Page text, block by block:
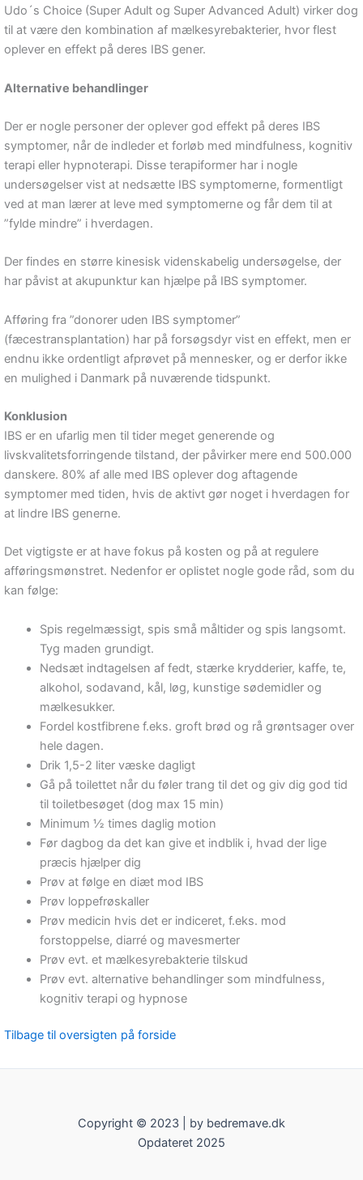
Udo´s Choice (Super Adult og Super Advanced Adult) virker dog
til at være den kombination af mælkesyrebakterier, hvor flest
oplever en effekt på deres IBS gener.
Alternative behandlinger
Der er nogle personer der oplever god effekt på deres IBS
symptomer, når de indleder et forløb med mindfulness, kognitiv
terapi eller hypnoterapi. Disse terapiformer har i nogle
undersøgelser vist at nedsætte IBS symptomerne, formentligt
ved at man lærer at leve med symptomerne og får dem til at
”fylde mindre” i hverdagen.
Der findes en større kinesisk videnskabelig undersøgelse, der
har påvist at akupunktur kan hjælpe på IBS symptomer.
Afføring fra ”donorer uden IBS symptomer”
(fæcestransplantation) har på forsøgsdyr vist en effekt, men er
endnu ikke ordentligt afprøvet på mennesker, og er derfor ikke
en mulighed i Danmark på nuværende tidspunkt.
Konklusion
IBS er en ufarlig men til tider meget generende og
livskvalitetsforringende tilstand, der påvirker mere end 500.000
danskere. 80% af alle med IBS oplever dog aftagende
symptomer med tiden, hvis de aktivt gør noget i hverdagen for
at lindre IBS generne.
Det vigtigste er at have fokus på kosten og på at regulere
afføringsmønstret. Nedenfor er oplistet nogle gode råd, som du
kan følge:
Spis regelmæssigt, spis små måltider og spis langsomt.
Tyg maden grundigt.
Nedsæt indtagelsen af fedt, stærke krydderier, kaffe, te,
alkohol, sodavand, kål, løg, kunstige sødemidler og
mælkesukker.
Fordel kostfibrene f.eks. groft brød og rå grøntsager over
hele dagen.
Drik 1,5-2 liter væske dagligt
Gå på toilettet når du føler trang til det og giv dig god tid
til toiletbesøget (dog max 15 min)
Minimum ½ times daglig motion
Før dagbog da det kan give et indblik i, hvad der lige
præcis hjælper dig
Prøv at følge en diæt mod IBS
Prøv loppefrøskaller
Prøv medicin hvis det er indiceret, f.eks. mod
forstoppelse, diarré og mavesmerter
Prøv evt. et mælkesyrebakterie tilskud
Prøv evt. alternative behandlinger som mindfulness,
kognitiv terapi og hypnose
Tilbage til oversigten på forside
Copyright © 2023 | by bedremave.dk
Opdateret 2025